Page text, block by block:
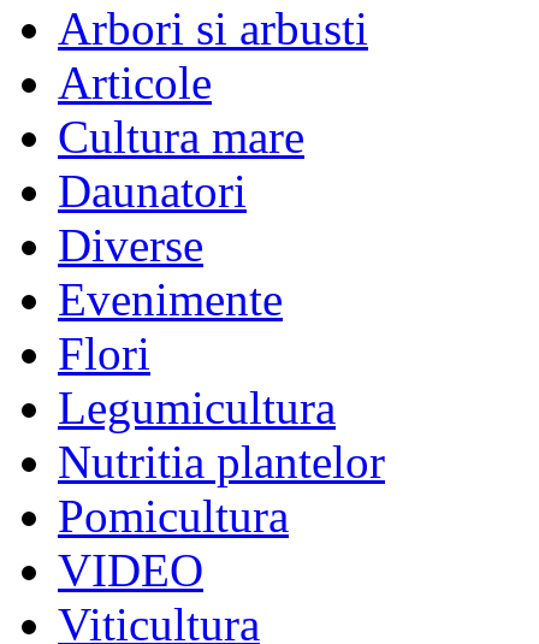
Arbori si arbusti
Articole
Cultura mare
Daunatori
Diverse
Evenimente
Flori
Legumicultura
Nutritia plantelor
Pomicultura
VIDEO
Viticultura